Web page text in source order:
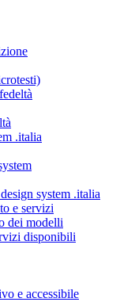
.italia
system .italia
e servizi
dei modelli
disponibili
e accessibile